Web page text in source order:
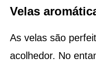
Velas
As velas são
acolhedor. No